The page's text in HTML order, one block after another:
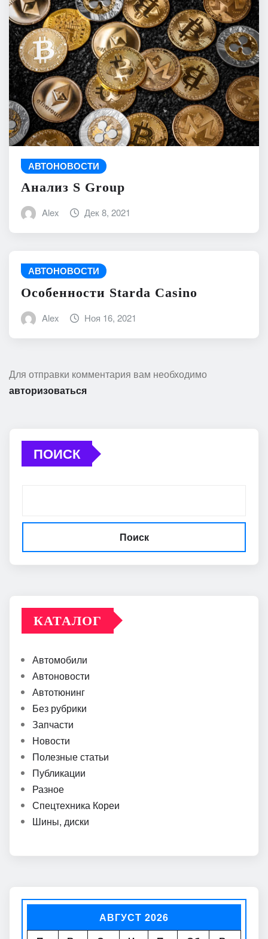
АВТОНОВОСТИ
Анализ S Group
Alex Дек 8, 2021
АВТОНОВОСТИ
Особенности Starda Сasino
Alex Ноя 16, 2021
Для отправки комментария вам необходимо
авторизоваться
ПОИСК
Поиск
КАТАЛОГ
Автомобили
Автоновости
Автотюнинг
Без рубрики
Запчасти
Новости
Полезные статьи
Публикации
Разное
Спецтехника Кореи
Шины, диски
АВГУСТ 2026